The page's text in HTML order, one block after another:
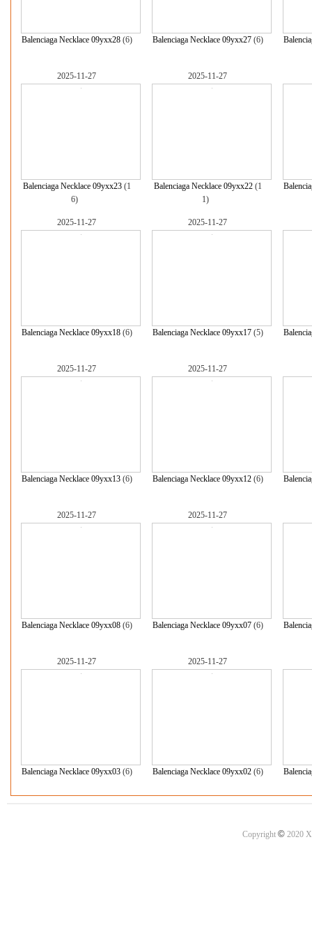
Balenciaga Necklace 09yxx28(6) Balenciaga Necklace 09yxx27(6)
2025-11-27
Balenciaga Necklace 09yxx23(1
6)
2025-11-27
Balenciaga Necklace 09yxx22(1
1)
2025-11-27
Balenciaga Necklace 09yxx18(6)
2025-11-27
Balenciaga Necklace 09yxx17(5)
2025-11-27
Balenciaga Necklace 09yxx13(6)
2025-11-27
Balenciaga Necklace 09yxx12(6)
2025-11-27
Balenciaga Necklace 09yxx08(6)
2025-11-27
Balenciaga Necklace 09yxx07(6)
2025-11-27
Balenciaga Necklace 09yxx03(6)
2025-11-27
Balenciaga Necklace 09yxx02(6)
Copyright ©2020